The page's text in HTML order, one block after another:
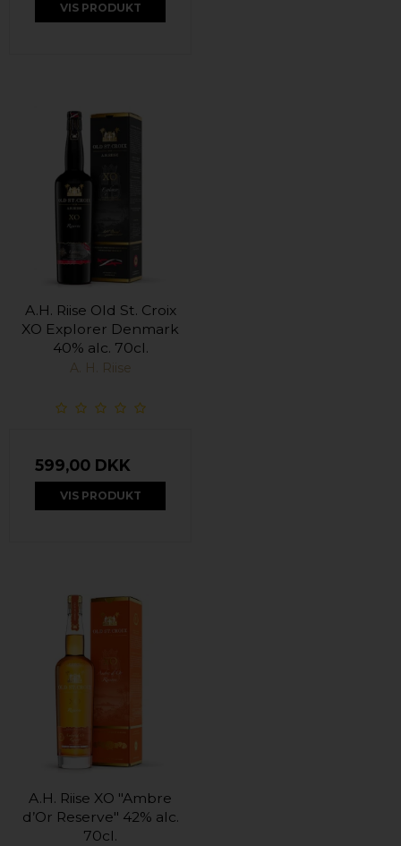
VIS PRODUKT
A.H. Riise Old St. Croix
XO Explorer Denmark
40% alc. 70cl.
A. H. Riise
599,00 DKK
VIS PRODUKT
A.H. Riise XO "Ambre
d’Or Reserve" 42% alc.
70cl.